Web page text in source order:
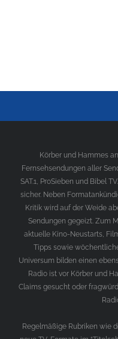
Körber und Hammes
Fernsehsendungen aller
SAT.1, ProSieben und Bibel
sicher. Neben
Kritik wird auf der Weide
Sendungen gegeizt. Zum
aktuelle Kino-Neustarts,
Tipps sowie
Universum bilden einen
Radio ist vor Körber und
Claims gesucht oder
Regelmäßige Rubriken wie